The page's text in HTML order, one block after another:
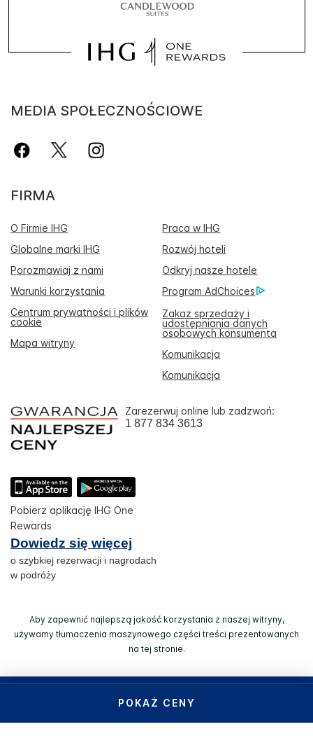
POKAŻ CENY
MEDIA SPOŁECZNOŚCIOWE
FIRMA
O Firmie IHG
Praca w IHG
Globalne marki IHG
Rozwój hoteli
Porozmawiaj z nami
Odkryj nasze hotele
Warunki korzystania
Program AdChoices
Centrum prywatności i plików
cookie
Zakaz sprzedaży i
udostępniania danych
osobowych konsumenta
Mapa witryny
Komunikacja
Komunikacja
Zarezerwuj online lub zadzwoń:
1 877 834 3613
Pobierz aplikację IHG One
Rewards
Dowiedz się więcej
o szybkiej rezerwacji i nagrodach
w podróży
Aby zapewnić najlepszą jakość korzystania z naszej witryny,
używamy tłumaczenia maszynowego części treści prezentowanych
na tej stronie.
© 2026 IHG. Wszelkie prawa zastrzeżone. Większość hoteli
zarządzającą.